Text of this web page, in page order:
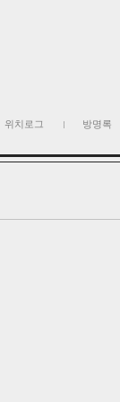
위치로그 방명록